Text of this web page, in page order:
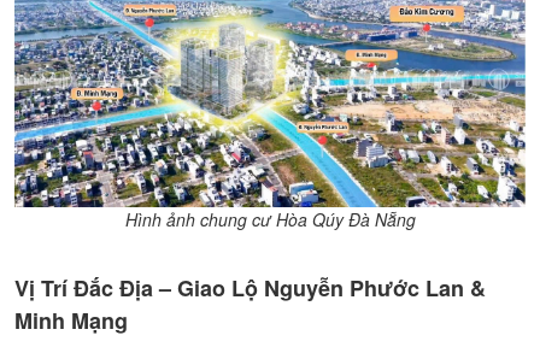
Hình ảnh chung cư Hòa Qúy Đà Nẵng
Vị Trí Đắc Địa – Giao Lộ Nguyễn Phước Lan &
Minh Mạng